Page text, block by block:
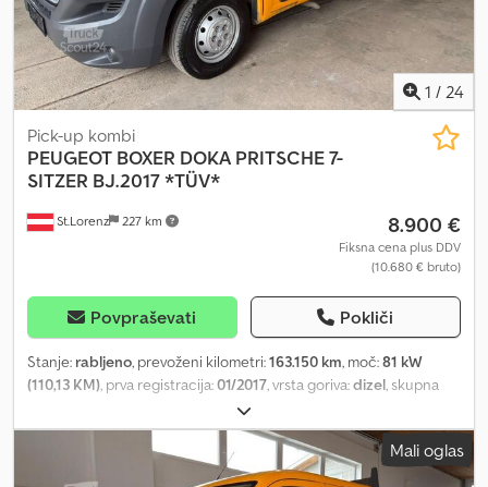
1 / 24
St.Lorenz 227 km
Pick-up kombi
PEUGEOT BOXER DOKA PRITSCHE 7-
SITZER BJ.2017 *TÜV*
8.900 €
Fiksna cena plus DDV
(10.680 € bruto)
Povpraševati Pokliči
Stanje: rabljeno, prevoženi kilometri:163.150 km, moč:81 kW
(110,13 KM), prva registracija:01/2017, vrsta goriva:dizel, skupna
, vrsta prenosa:
sedežev:7, skupna dolžina:6.228 mm, skupna širina:2.100 mm,
2.254 mm, dolžina tovornega prostora:2.900 mm,
2.003 mm, Oprema:ABS, centralno
Mali oglas